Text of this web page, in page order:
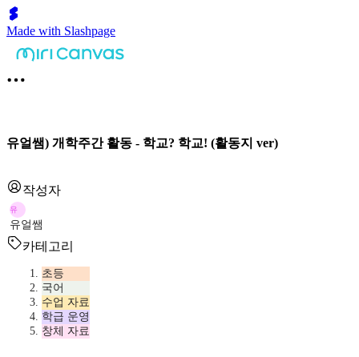
Made with Slashpage
유얼쌤) 개학주간 활동 - 학교? 학교! (활동지 ver)
작성자
유
유얼쌤
카테고리
초등
국어
수업 자료
학급 운영
창체 자료